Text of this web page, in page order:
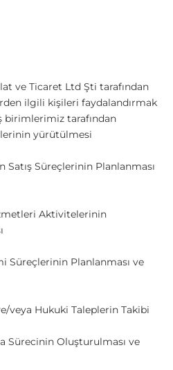
ve Ticaret Ltd Şti tarafından
ilgili kişileri faydalandırmak
birimlerimiz tarafından
yürütülmesi
Satış Süreçlerinin Planlanması
Aktivitelerinin
Süreçlerinin Planlanması ve
veya Hukuki Taleplerin Takibi
Sürecinin Oluşturulması ve